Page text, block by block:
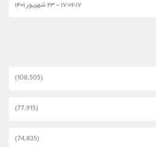
۱۷:۰۶:۱۷ - ۲۳ شهریور ۱۴۰۱
(108,505)
(77,915)
(74,835)